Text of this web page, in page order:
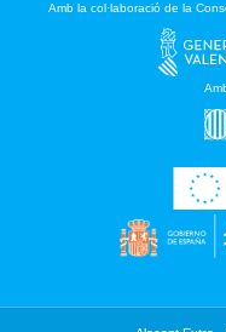
Amb la col·laboració de la